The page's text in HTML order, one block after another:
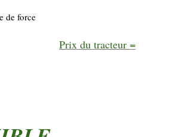
de force
3 mois
Prix du tracteur =